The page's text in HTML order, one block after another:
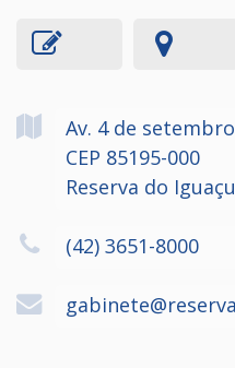
Av. 4 de setembro
CEP 85195-000
Reserva do
(42) 3651-8000